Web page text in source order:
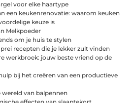
voor elke haartype
een keukenrenovatie: waarom keuken
keuze is
Melkpoeder
om je huis te stylen
recepten die je lekker zult vinden
werkbroek: jouw beste vriend op de
bij het creëren van een productieve
wereld van balpennen